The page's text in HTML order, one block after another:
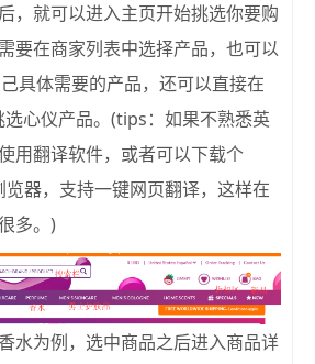
，就可以进入主页开始挑选你要购
要在商家列表中选择产品，也可以
具体需要的产品，还可以直接在
心仪产品。(tips：如果不熟悉英
用翻译软件，或者可以下载个
器，支持一键网页翻译，这样在
多。)
水为例，选中商品之后进入商品详